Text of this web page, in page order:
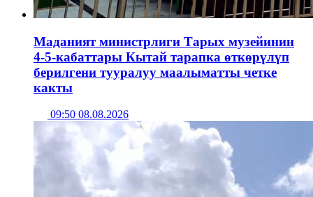
Маданият министрлиги Тарых музейинин
4-5-кабаттары Кытай тарапка өткөрүлүп
берилгени тууралуу маалыматты четке
какты
09:50 08.08.2026